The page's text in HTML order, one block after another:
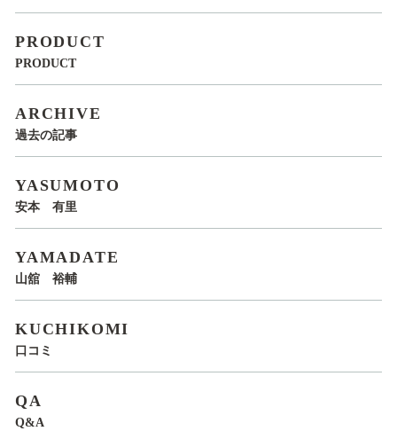
PRODUCT
PRODUCT
ARCHIVE
過去の記事
YASUMOTO
安本 有里
YAMADATE
山舘 裕輔
KUCHIKOMI
口コミ
QA
Q&A